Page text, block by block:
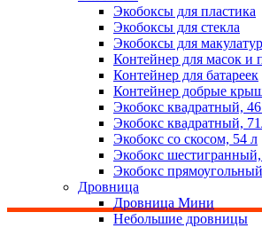
Экобоксы для пластика
Экобоксы для стекла
Экобоксы для
Контейнер для масок и
Контейнер для батареек
Контейнер добрые
Экобокс квадратный,
Экобокс квадратный,
Экобокс со скосом, 54 л
Экобокс
Экобокс
Дровница
Дровница Мини
Небольшие дровницы